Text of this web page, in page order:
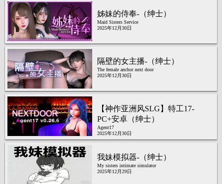
姊妹的侍奉-（绅士）
Maid Sisters Service
2025年12月30日
隔壁的女主播-（绅士）
The female anchor next door
2025年12月30日
【神作亚洲风SLG】特工17-
PC+安卓（绅士）
Agent17
2025年12月30日
我妹模拟器-（绅士）
My sisters intimate simulator
2025年12月29日